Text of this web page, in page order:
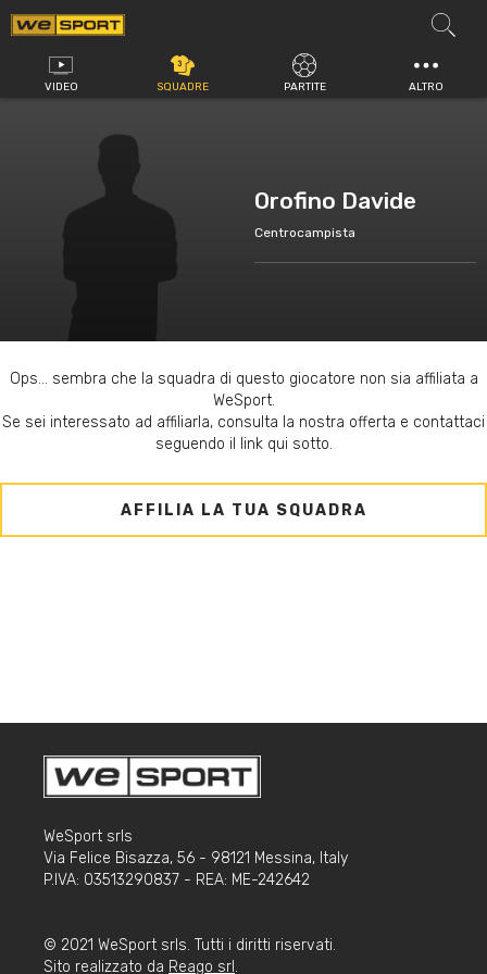
Vai
al
contenuto
VIDEO SQUADRE PARTITE ALTRO
Orofino Davide
Centrocampista
Ops... sembra che la squadra di questo giocatore non sia affiliata a
WeSport.
Se sei interessato ad affiliarla, consulta la nostra offerta e contattaci
seguendo il link qui sotto.
AFFILIA LA TUA SQUADRA
WeSport srls
Via Felice Bisazza, 56 - 98121 Messina, Italy
P.IVA: 03513290837 - REA: ME-242642
© 2021 WeSport srls. Tutti i diritti riservati.
Sito realizzato da Reago srl .